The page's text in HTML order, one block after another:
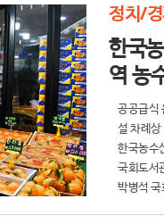
정치/
한국
역 농
모색
공공급식
설 차례
한국농수
가 점검
국회도서
박병석